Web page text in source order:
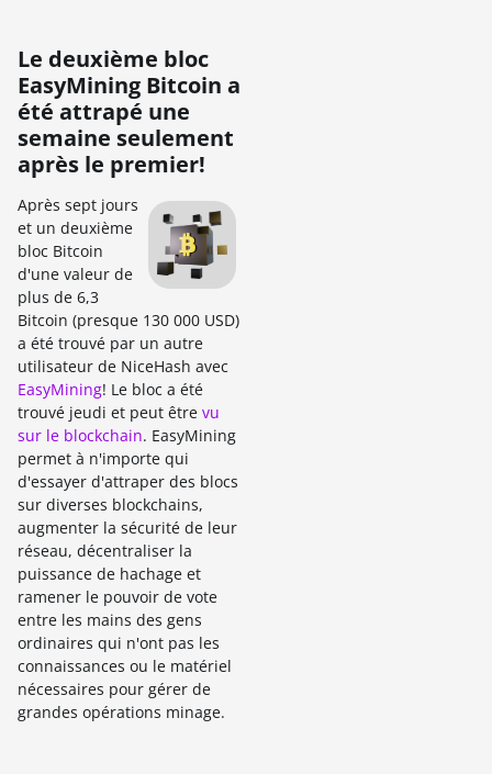
Le deuxième bloc
EasyMining Bitcoin a
été attrapé une
semaine seulement
après le premier!
Après sept jours
et un deuxième
bloc Bitcoin
d'une valeur de
plus de 6,3
Bitcoin (presque 130 000 USD)
a été trouvé par un autre
utilisateur de NiceHash avec
EasyMining! Le bloc a été
trouvé jeudi et peut être vu
sur le blockchain. EasyMining
permet à n'importe qui
d'essayer d'attraper des blocs
sur diverses blockchains,
augmenter la sécurité de leur
réseau, décentraliser la
puissance de hachage et
ramener le pouvoir de vote
entre les mains des gens
ordinaires qui n'ont pas les
connaissances ou le matériel
nécessaires pour gérer de
grandes opérations minage.